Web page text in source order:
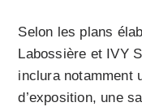
Selon les plans
Labossière et IVY
inclura notamment
d’exposition, une